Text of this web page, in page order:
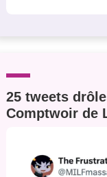
25 tweets
Comptwoir de